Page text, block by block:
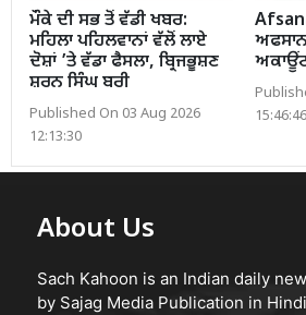
ਮੌਕੇ ਦੀ ਸਭ ਤੋਂ ਵੱਡੀ ਖਬਰ:
ਮਹਿਲਾ ਪਹਿਲਵਾਨਾਂ ਵੱਲੋਂ ਲਾਏ
ਦੋਸ਼ਾਂ ’ਤੇ ਵੱਡਾ ਫੈਸਲਾ, ਬ੍ਰਿਜਭੂਸ਼ਣ
ਸ਼ਰਨ ਸਿੰਘ ਬਰੀ
Published On 03 Aug 2026
12:13:30
15:46:46
About Us
Sach Kahoon is an Indian daily
by Sajag Media Publication in